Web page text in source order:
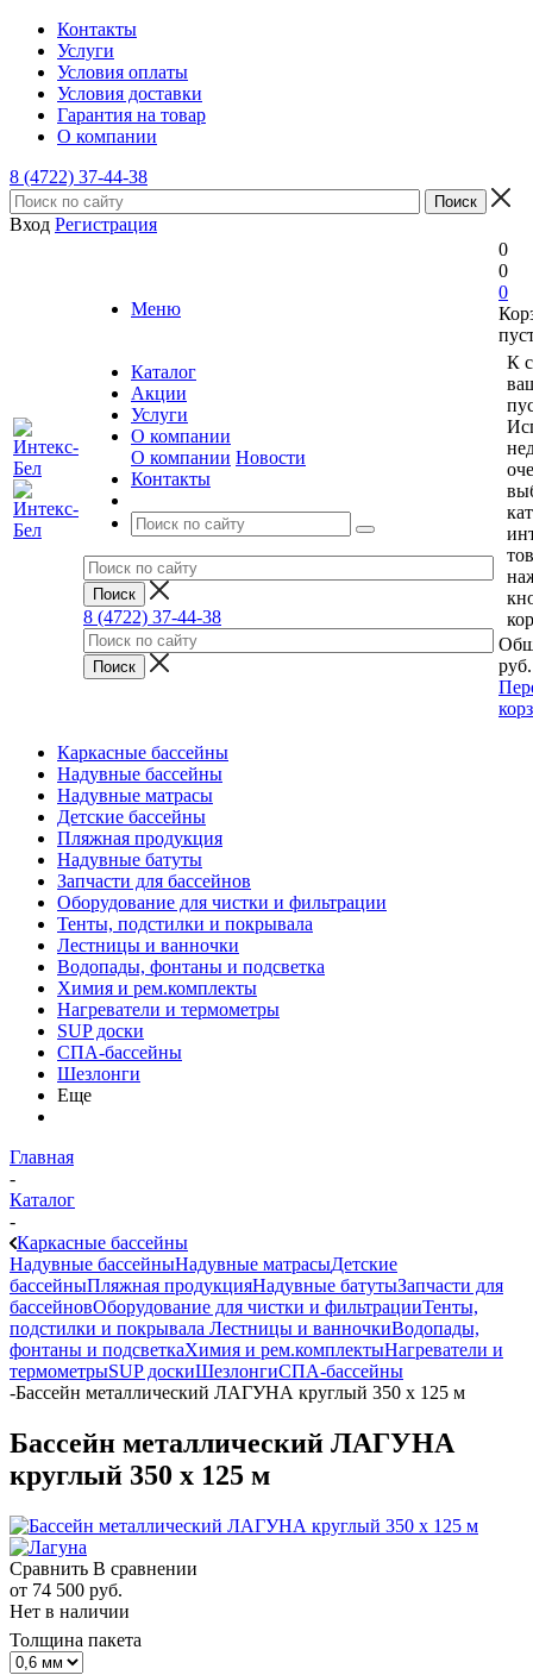
Контакты
Услуги
Условия оплаты
Условия доставки
Гарантия на товар
О компании
8 (4722) 37-44-38
Вход Регистрация
Меню
Каталог
Акции
Услуги
О компании
О компании Новости
Контакты
8 (4722) 37-44-38
0
0
0
К
руб.
Каркасные бассейны
Надувные бассейны
Надувные матрасы
Детские бассейны
Пляжная продукция
Надувные батуты
Запчасти для бассейнов
Оборудование для чистки и фильтрации
Тенты, подстилки и покрывала
Лестницы и ванночки
Водопады, фонтаны и подсветка
Химия и рем.комплекты
Нагреватели и термометры
SUP доски
СПА-бассейны
Шезлонги
Еще
Главная
-
Каталог
-
Каркасные бассейны
Надувные бассейныНадувные матрасыДетские
бассейныПляжная продукцияНадувные батутыЗапчасти для
бассейновОборудование для чистки и фильтрацииТенты,
подстилки и покрывала Лестницы и ванночкиВодопады,
фонтаны и подсветкаХимия и рем.комплектыНагреватели и
термометрыSUP доскиШезлонгиСПА-бассейны
-Бассейн металлический ЛАГУНА круглый 350 х 125 м
Бассейн металлический ЛАГУНА
круглый 350 х 125 м
Сравнить В сравнении
от 74 500 руб.
Нет в наличии
Толщина пакета